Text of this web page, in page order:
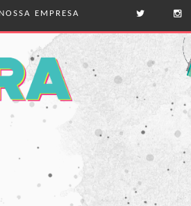
NOSSA EMPRESA